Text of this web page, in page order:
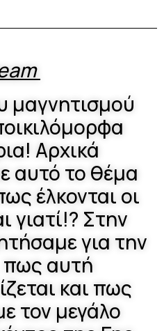
μαγνητισμού
Αρχικά
αυτό το θέμα
έλκονται οι
γιατί!? Στην
για την
πως αυτή
και πως
τον μεγάλο